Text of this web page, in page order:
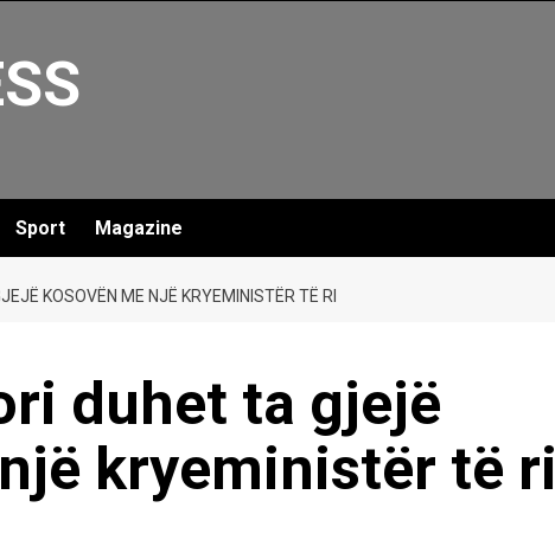
Sport Magazine
KOSOVËN ME NJË KRYEMINISTËR TË RI
duhet ta gjejë
kryeministër të ri